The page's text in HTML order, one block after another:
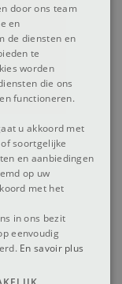
door ons team
en
de diensten en
te
worden
die ons
functioneren.
u akkoord met
soortgelijke
en aanbiedingen
op uw
met het
in ons bezit
eenvoudig
En savoir plus